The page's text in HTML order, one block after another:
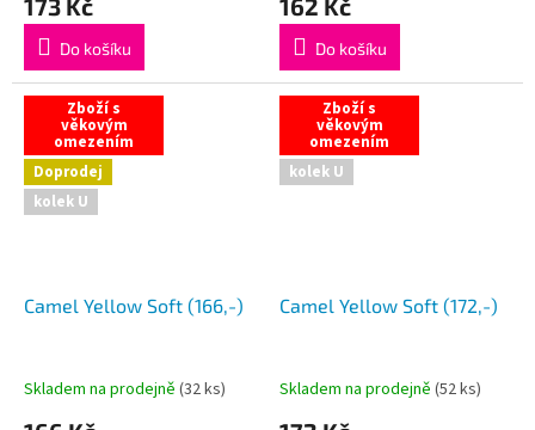
173 Kč
Do košíku
162 Kč
Do košíku
Zboží s
věkovým
omezením
Doprodej
kolek U
Camel Yellow Soft (166,-)
Skladem na prodejně (32 ks)
Zboží s
věkovým
omezením
kolek U
Camel Yellow Soft (172,-)
Skladem na prodejně (52 ks)